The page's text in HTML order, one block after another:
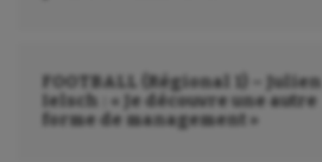
Sport-santé
FOOTBALL (Régional 1) – Julien
Ielsch : « Je découvre une autre
forme de management »